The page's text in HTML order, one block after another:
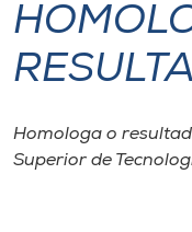
Diplomados
Homologa o
Superior de